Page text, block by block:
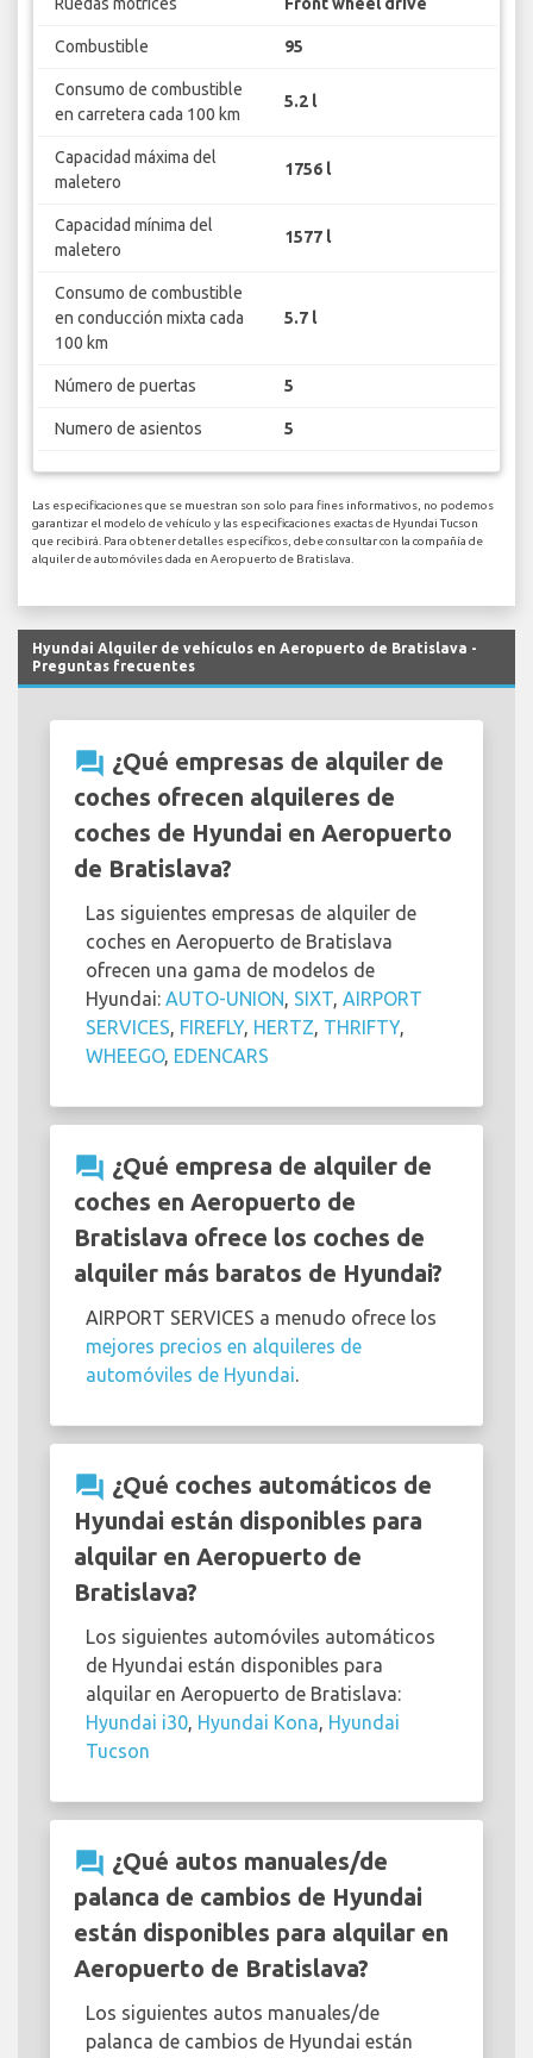
Combustible 95
Consumo de combustible
en carretera cada 100 km
5.2 l
Capacidad máxima del
maletero
1756 l
Capacidad mínima del
maletero
1577 l
Consumo de combustible
en conducción mixta cada
100 km
5.7 l
Número de puertas 5
Numero de asientos 5
Las especificaciones que se muestran son solo para fines informativos, no podemos
garantizar el modelo de vehículo y las especificaciones exactas de Hyundai Tucson
que recibirá. Para obtener detalles específicos, debe consultar con la compañía de
alquiler de automóviles dada en Aeropuerto de Bratislava.
Hyundai Alquiler de vehículos en Aeropuerto de Bratislava -
Preguntas frecuentes
question_answer ¿Qué empresas de alquiler de
coches ofrecen alquileres de
coches de Hyundai en Aeropuerto
de Bratislava?
Las siguientes empresas de alquiler de
coches en Aeropuerto de Bratislava
ofrecen una gama de modelos de
Hyundai: AUTO-UNION, SIXT, AIRPORT
SERVICES, FIREFLY, HERTZ, THRIFTY,
WHEEGO, EDENCARS
question_answer ¿Qué empresa de alquiler de
coches en Aeropuerto de
Bratislava ofrece los coches de
alquiler más baratos de Hyundai?
AIRPORT SERVICES a menudo ofrece los
mejores precios en alquileres de
automóviles de Hyundai.
question_answer ¿Qué coches automáticos de
Hyundai están disponibles para
alquilar en Aeropuerto de
Bratislava?
Los siguientes automóviles automáticos
de Hyundai están disponibles para
alquilar en Aeropuerto de Bratislava:
Hyundai i30, Hyundai Kona, Hyundai
Tucson
question_answer ¿Qué autos manuales/de
palanca de cambios de Hyundai
están disponibles para alquilar en
Aeropuerto de Bratislava?
Los siguientes autos manuales/de
palanca de cambios de Hyundai están